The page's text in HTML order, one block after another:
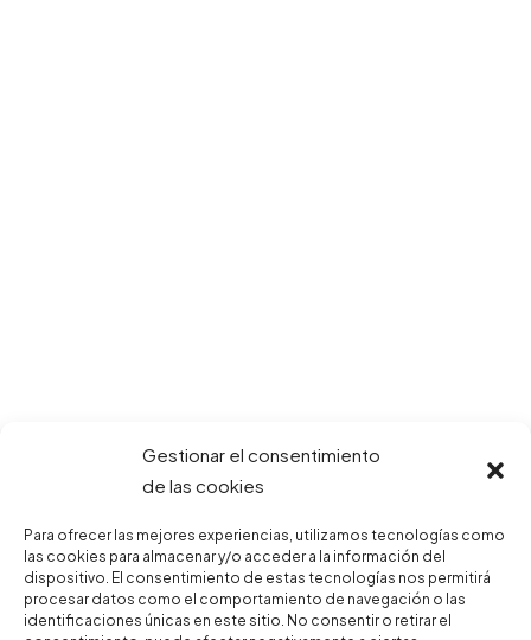
Gestionar el consentimiento
de las cookies
Para ofrecer las mejores experiencias, utilizamos tecnologías como
las cookies para almacenar y/o acceder a la información del
dispositivo. El consentimiento de estas tecnologías nos permitirá
procesar datos como el comportamiento de navegación o las
identificaciones únicas en este sitio. No consentir o retirar el